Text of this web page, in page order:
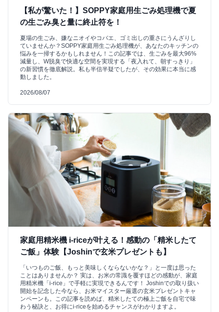
【私が驚いた！】SOPPY家庭用生ごみ処理機で夏
の生ごみ臭と量に終止符を！
夏場の生ごみ、嫌なニオイやコバエ、ゴミ出しの重さにうんざりし
ていませんか？SOPPY家庭用生ごみ処理機が、あなたのキッチンの
悩みを一掃するかもしれません！この記事では、生ごみを最大96%
減量し、W脱臭で快適な空間を実現する「夜入れて、朝すっきり」
の新習慣を徹底解説。私も半信半疑でしたが、その効果に本当に感
動しました。
2026/08/07
家庭用精米機 i-riceが叶える！感動の「精米したて
ご飯」体験【Joshinで玄米プレゼントも】
「いつものご飯、もっと美味しくならないかな？」と一度は思った
ことはありませんか？ 実は、お米の常識を覆すほどの感動が、家庭
用精米機「i-rice」で手軽に実現できるんです！ Joshinでの取り扱い
開始を記念した今なら、お米マイスター厳選の玄米プレゼントキャ
ンペーンも。この記事を読めば、精米したての極上ご飯を自宅で味
わう秘訣と、お得にi-riceを始めるチャンスがわかりますよ。